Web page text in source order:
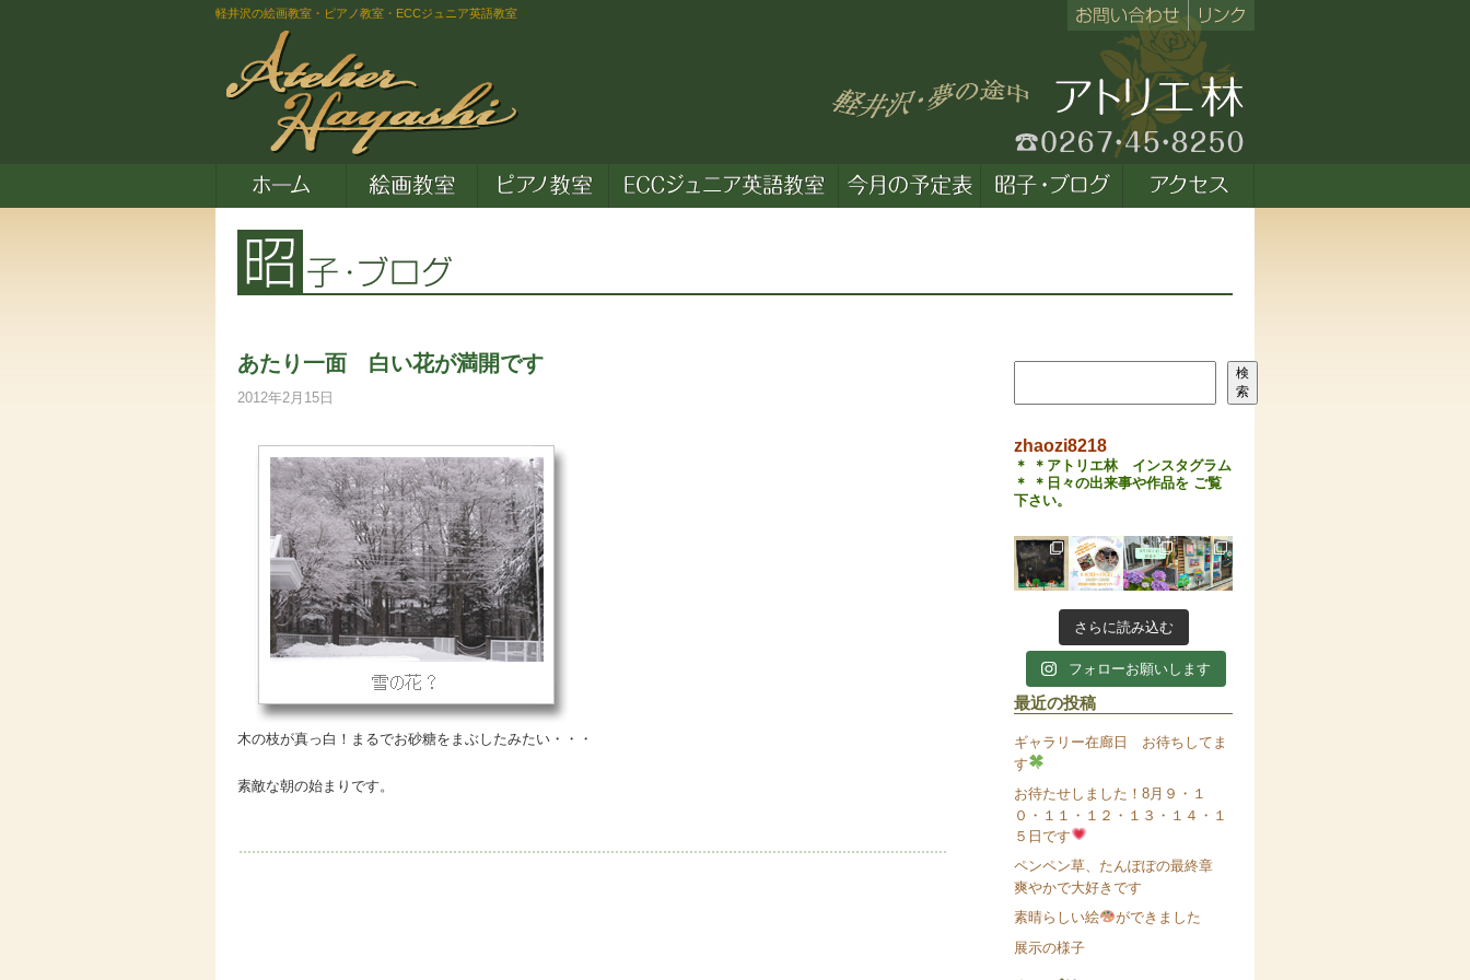
軽井沢の絵画教室・ピアノ教室・ECCジュニア英語教室
あたり一面 白い花が満開です
2012年2月15日
木の枝が真っ白！まるでお砂糖をまぶしたみたい・・・
素敵な朝の始まりです。
検
索
zhaozi8218
＊ ＊アトリエ林 インスタグラム
＊ ＊日々の出来事や作品を ご覧
下さい。
さらに読み込む
フォローお願いします
最近の投稿
ギャラリー在廊日 お待ちしてま
す
お待たせしました！8月９・１
０・１１・１２・１３・１４・１
５日です
ペンペン草、たんぽぽの最終章
爽やかで大好きです
素晴らしい絵
ができました
展示の様子